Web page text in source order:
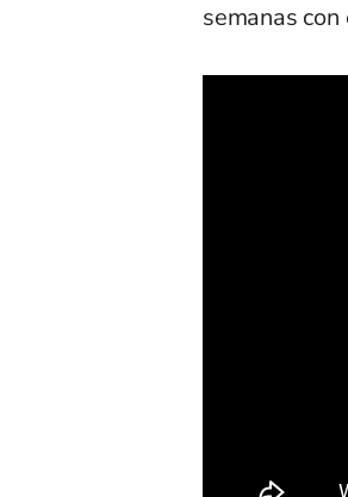
semanas